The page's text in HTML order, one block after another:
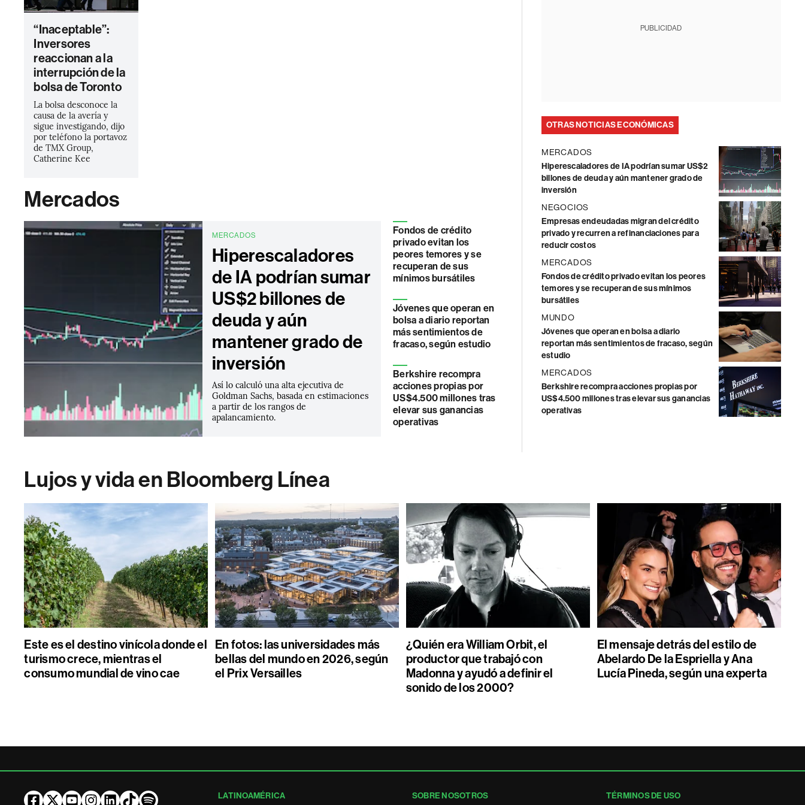
“Inaceptable”:
Inversores
reaccionan a la
interrupción de la
bolsa de Toronto
La bolsa desconoce la
causa de la avería y
sigue investigando, dijo
por teléfono la portavoz
de TMX Group,
Catherine Kee
Mercados
MERCADOS
Hiperescaladores
de IA podrían sumar
US$2 billones de
deuda y aún
mantener grado de
inversión
Así lo calculó una alta ejecutiva de
Goldman Sachs, basada en estimaciones
a partir de los rangos de
apalancamiento.
Fondos de crédito
privado evitan los
peores temores y se
recuperan de sus
mínimos bursátiles
Jóvenes que operan en
bolsa a diario reportan
más sentimientos de
fracaso, según estudio
Berkshire recompra
acciones propias por
US$4.500 millones tras
elevar sus ganancias
operativas
PUBLICIDAD
OTRAS NOTICIAS ECONÓMICAS
MERCADOS
Hiperescaladores de IA podrían sumar US$2
billones de deuda y aún mantener grado de
inversión
NEGOCIOS
Empresas endeudadas migran del crédito
privado y recurren a refinanciaciones para
reducir costos
MERCADOS
Fondos de crédito privado evitan los peores
temores y se recuperan de sus mínimos
bursátiles
MUNDO
Jóvenes que operan en bolsa a diario
reportan más sentimientos de fracaso, según
estudio
MERCADOS
Berkshire recompra acciones propias por
US$4.500 millones tras elevar sus ganancias
operativas
Lujos y vida en Bloomberg Línea
Este es el destino vinícola donde el
turismo crece, mientras el
consumo mundial de vino cae
En fotos: las universidades más
bellas del mundo en 2026, según
el Prix Versailles
¿Quién era William Orbit, el
productor que trabajó con
Madonna y ayudó a definir el
sonido de los 2000?
El mensaje detrás del estilo de
Abelardo De la Espriella y Ana
Lucía Pineda, según una experta
LATINOAMÉRICA SOBRE NOSOTROS TÉRMINOS DE USO